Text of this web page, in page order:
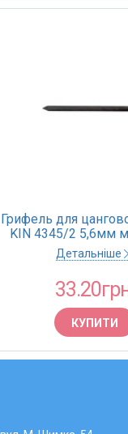
Грифель для
KIN 4345/2 5,6мм
Детальніше
КУПИТИ